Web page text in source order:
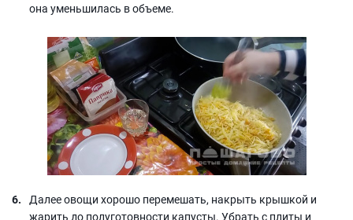
она уменьшилась в объеме.
Далее овощи хорошо перемешать, накрыть крышкой и
жарить до полуготовности капусты. Убрать с плиты и